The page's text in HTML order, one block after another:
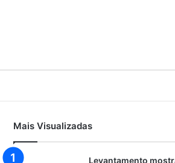
Mais Visualizadas
Levantamento